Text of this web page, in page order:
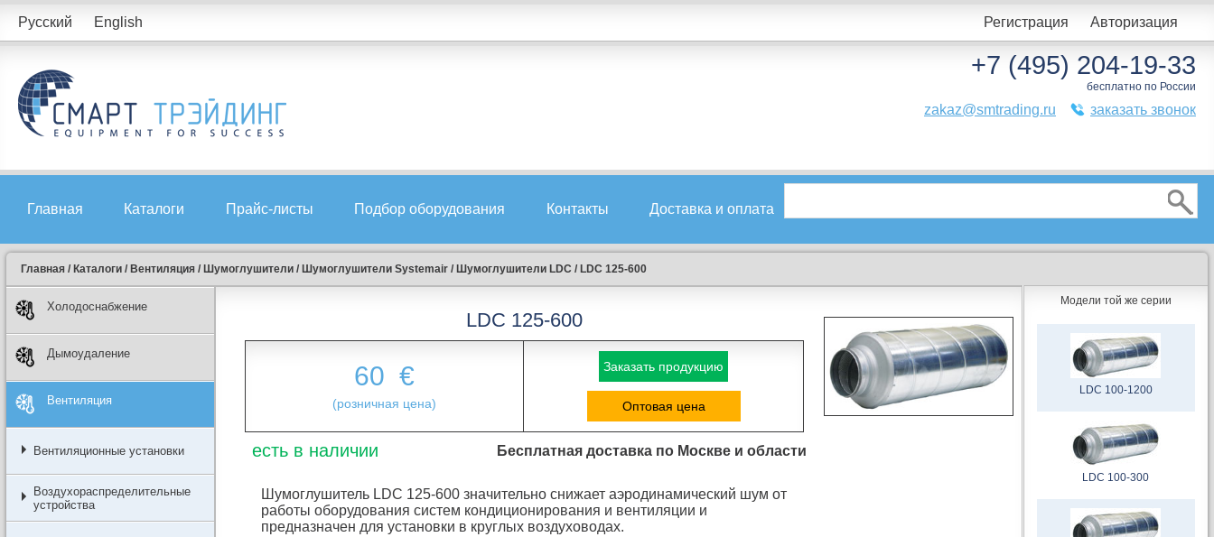
Русский English Регистрация Авторизация
+7 (495) 204-19-33
бесплатно по России
zakaz@smtrading.ru заказать звонок
Главная Каталоги Прайс-листы Подбор оборудования Контакты Доставка и оплата
Главная / Каталоги / Вентиляция / Шумоглушители / Шумоглушители Systemair / Шумоглушители LDC / LDC 125-600
Холодоснабжение
Дымоудаление
Вентиляция
Вентиляционные установки
Воздухораспределительные
устройства
LDC 125-600
60 €
(розничная цена)
Заказать продукцию
Оптовая цена
есть в наличии Бесплатная доставка по Москве и области
Шумоглушитель LDC 125-600 значительно снижает аэродинамический шум от
работы оборудования систем кондиционирования и вентиляции и
предназначен для установки в круглых воздуховодах.
Модели той же серии
LDC 100-1200
LDC 100-300